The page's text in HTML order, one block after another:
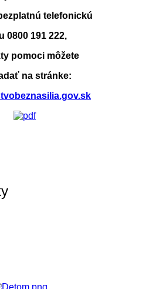
telefonickú
0800 191 222,
pomoci môžete
na stránke: